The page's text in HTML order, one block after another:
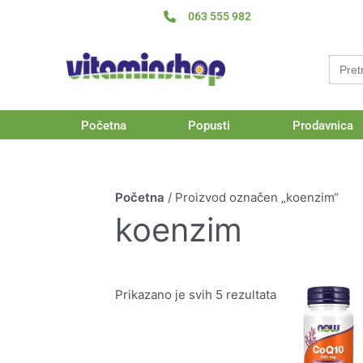
063 555 982
for:
Početna Popusti Prodavnica
Početna / Proizvod označen „koenzim“
koenzim
Prikazano je svih 5 rezultata